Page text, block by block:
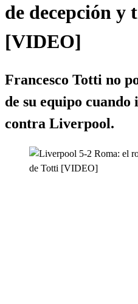
de decepción y
[VIDEO]
Francesco Totti no
de su equipo cuando
contra Liverpool.